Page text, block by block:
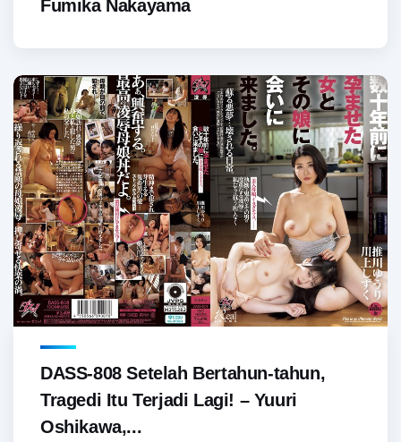
Fumika Nakayama
DASS-808 Setelah Bertahun-tahun,
Tragedi Itu Terjadi Lagi! – Yuuri
Oshikawa,...